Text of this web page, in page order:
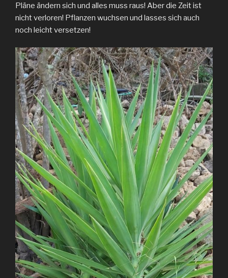
Pläne ändern sich und alles muss raus! Aber die Zeit ist
nicht verloren! Pflanzen wuchsen und lasses sich auch
noch leicht versetzen!